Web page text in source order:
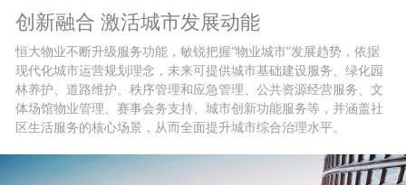
创新融合 激活城市发展动能
恒大物业不断升级服务功能，敏锐把握“物业城市”发展趋势，依据
现代化城市运营规划理念，未来可提供城市基础建设服务、绿化园
林养护、道路维护、秩序管理和应急管理、公共资源经营服务、文
体场馆物业管理、赛事会务支持、城市创新功能服务等，并涵盖社
区生活服务的核心场景，从而全面提升城市综合治理水平。